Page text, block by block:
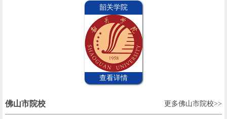
韶关学院
查看详情
佛山市院校 更多佛山市院校>>